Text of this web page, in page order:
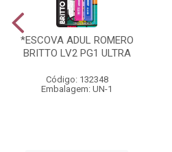
*ESCOVA ADUL ROMERO
BRITTO LV2 PG1 ULTRA
Código: 132348
Embalagem: UN-1